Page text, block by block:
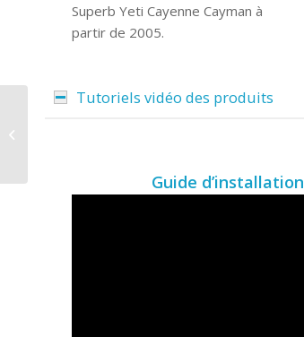
Superb Yeti Cayenne Cayman à
partir de 2005.
Tutoriels vidéo des produits
Guide d’installation
Autoradio Android 9